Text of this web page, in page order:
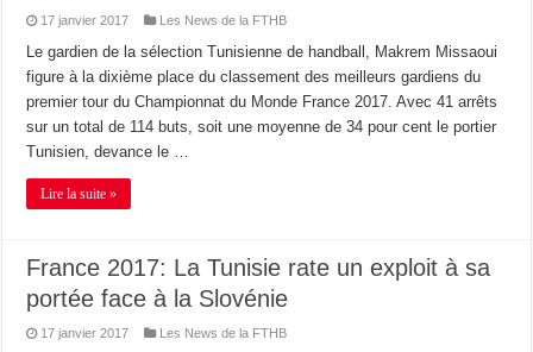
17 janvier 2017 Les News de la FTHB
Le gardien de la sélection Tunisienne de handball, Makrem Missaoui
figure à la dixième place du classement des meilleurs gardiens du
premier tour du Championnat du Monde France 2017. Avec 41 arrêts
sur un total de 114 buts, soit une moyenne de 34 pour cent le portier
Tunisien, devance le …
Lire la suite »
France 2017: La Tunisie rate un exploit à sa
portée face à la Slovénie
17 janvier 2017 Les News de la FTHB